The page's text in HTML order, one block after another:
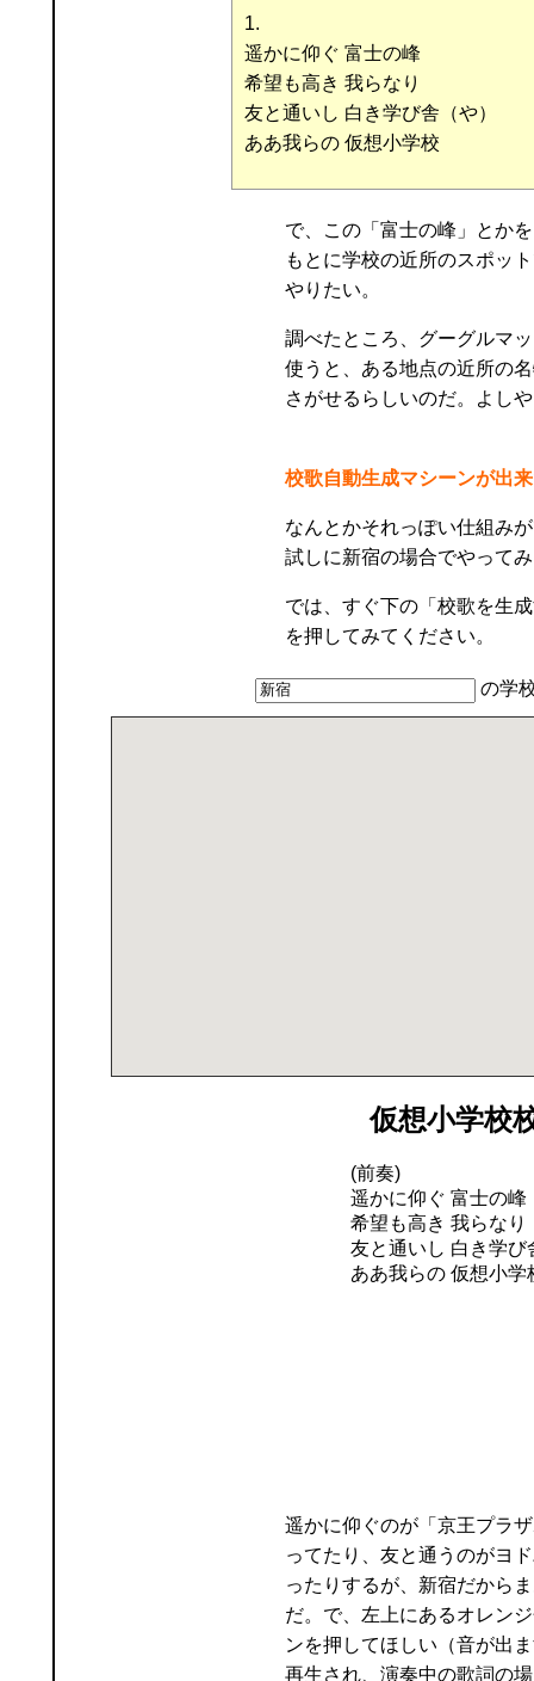
1.
遥かに仰ぐ 富士の峰
希望も高き 我らなり
友と通いし 白き学び舎（や）
ああ我らの 仮想小学校
で、この「富士の峰」とか
もとに学校の近所のスポッ
やりたい。
調べたところ、グーグルマ
使うと、ある地点の近所の
さがせるらしいのだ。よし
校歌自動生成マシーンが出
なんとかそれっぽい仕組み
試しに新宿の場合でやって
では、すぐ下の「校歌を生
を押してみてください。
の学
仮想小学校
(前奏)
遥かに仰ぐ 富士の峰
希望も高き 我らなり
友と通いし 白き学び
ああ我らの 仮想小学
遥かに仰ぐのが「京王プラ
ってたり、友と通うのがヨ
ったりするが、新宿だから
だ。で、左上にあるオレン
ンを押してほしい（音が出
再生され、演奏中の歌詞の